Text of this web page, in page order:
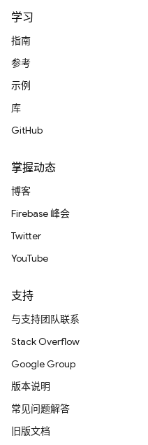
学习
指南
参考
示例
库
GitHub
掌握动态
博客
Firebase 峰会
Twitter
YouTube
支持
与支持团队联系
Stack Overflow
Google Group
版本说明
常见问题解答
旧版文档